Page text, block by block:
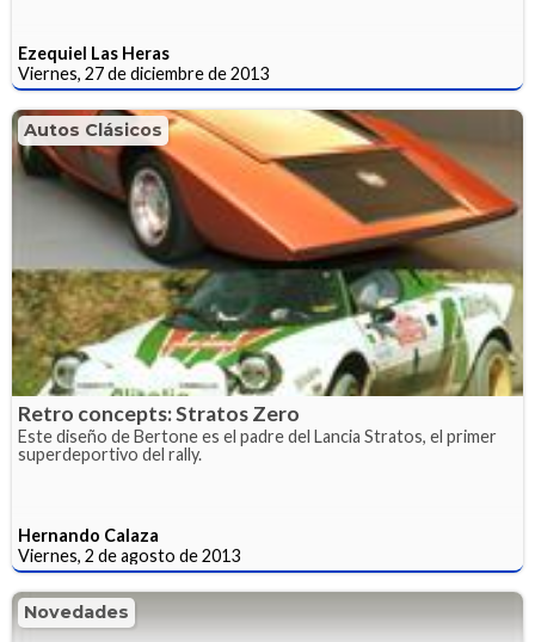
Ezequiel Las Heras
Viernes, 27 de diciembre de 2013
Autos Clásicos
Retro concepts: Stratos Zero
Este diseño de Bertone es el padre del Lancia Stratos, el primer
superdeportivo del rally.
Hernando Calaza
Viernes, 2 de agosto de 2013
Novedades